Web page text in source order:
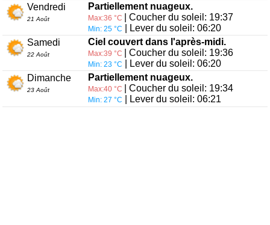
Vendredi
21 Août
Partiellement nuageux.
Max:36 °C | Coucher du soleil: 19:37
Min: 25 °C
| Lever du soleil: 06:20
Samedi
22 Août
Ciel couvert dans l'après-midi.
Max:39 °C | Coucher du soleil: 19:36
Min: 23 °C
| Lever du soleil: 06:20
Dimanche
23 Août
Partiellement nuageux.
Max:40 °C | Coucher du soleil: 19:34
Min: 27 °C | Lever du soleil: 06:21